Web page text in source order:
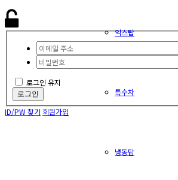
익스탑
특수차
냉동탑
로그인 유지
로그인
ID/PW 찾기 회원가입